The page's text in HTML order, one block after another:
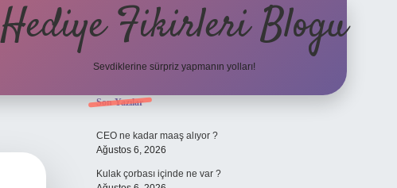
Hediye Fikirleri Blogu
Sevdiklerine sürpriz yapmanın yolları!
Sidebar
Son Yazılar
CEO ne kadar maaş alıyor ?
Ağustos 6, 2026
Kulak çorbası içinde ne var ?